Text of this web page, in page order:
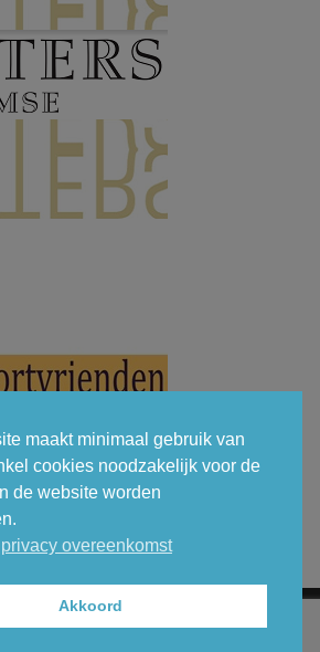
Carnavalcomité Temse VZW) -
maakt minimaal gebruik van
cookies noodzakelijk voor de
de website worden
overeenkomst
Akkoord